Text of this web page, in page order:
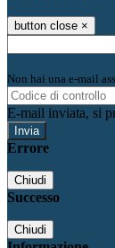
button close ×
Non hai una e-mail
E-mail inviata, si
Errore
Chiudi
Successo
Chiudi